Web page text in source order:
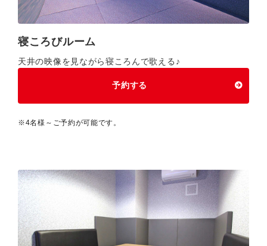
寝ころびルーム
天井の映像を見ながら寝ころんで歌える♪
予約する
※4名様～ご予約が可能です。